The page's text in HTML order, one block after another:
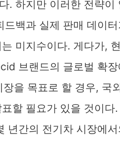
. 하지만 이러한 전략이
백과 실제 판매 데이
미지수이다. 게다가,
브랜드의 글로벌 확
을 목표로 할 경우, 국
할 필요가 있을 것이다
년간의 전기차 시장에